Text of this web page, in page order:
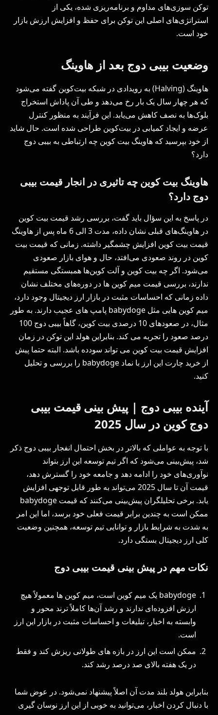
توکن سوزی‌های مداوم و برنامه‌ریزی شده، یکی از
استراتژی‌های اصلی این توکن برای حفظ و افزایش ارزش بازار
خود است.
وضعیت بیبی دوج بعد از هاوینگ
هاوینگ (Halving) به رویدادی در شبکه بیت‌کوین گفته می‌شود
که هر چهار سال یک بار رخ می‌دهد و طی آن پاداش استخراج
بلوک‌ها به نصف کاهش می‌یابد. این فرآیند به منظور کنترل
عرضه و ایجاد کمیابی در بیت‌کوین طراحی شده است. حال شاید
از خود بپرسید که هاوینگ بیت کوین چه ارتباطی به بیبی دوج
دارد؟
هاوینگ بیت کوین چه تاثیری در انجار قیمت بیبی
دوج دارد؟
در پاسخ به این سؤال باید گفت، بررسی رشد قیمت بیت کوین
در هاوینگ‌های قبلی نشان داده، مدت 3 الی 6 ماه پس از هاوینگ
قیمت بیت کوین افزایش چشمگیر داشته. زمانی که قیمت بیت
کوین در روند صعودی می‌افتد، حال و هوای بازار صعودی
می‌شود. اگر چه بیت کوین و آلت کوین‌ها همبستگی مستقیم
ندارند، بررسی قیمت میم کوین ها در دوره‌های مختلف نشان
داده زمانی که احساسات مثبت در بازار ارز دیجیتال وجود دارد،
میم کوین هایی مثل babydoge پامپ های عجیب دارند. به طور
مثال، در صعودهای 10 درصدی بیت کوین، گاهاً بیبی دوج 100
درصد صعود را تجربه می کند. بنابراین هولد این توکن در زمان
افزایش قیمت بیت کوین می تواند سودده باشد. البته حتما پیش
از خرید چارت این ارز با نماد babydoge را بررسی و تحلیل
کنید.
آینده بیبی دوج | پیش بینی قیمت بیبی
دوج کوین در سال 2025
با توجه به عواملی که بالاتر در بخش احتمال انفجار بیبی دوج ذکر
شد، پیش‌بینی می‌شود که اگر تیم توسعه این ارز بتواند
نوآوری‌های خود را ادامه دهد و جامعه خود را گسترش دهد،
قیمت آن تا سال 2025 می‌تواند به طور قابل توجهی افزایش
یابد. برخی تحلیلگران پیش‌بینی می‌کنند که قیمت babydoge
ممکن است به چندین برابر قیمت فعلی خود برسد، اما این امر
به شدت به شرایط بازار و توانایی تیم توسعه‌، همچنین وضعیت
کلی ارز دیجیتال بستگی دارد.
نکات مهم در پیش بینی قیمت بیبی دوج
babydoge یک میم کوین است، میم کوین ها معمولاً هیچ
ارزش افزوده‌ای ندارند و رشد آن‌ها کاملاً ترند محور و
وابسته به اخبار، تبلیغات و احساسات مثبت در بازار این ارز
است.
ممکن است این ارز در بازه های طولانی ریزش کند و فقط
در یک هفته بالای صد درصد رشد کند.
بنابراین هولد بلند مدت آن اصلاً پیشنهاد نمی‌شود. در عوض شما
با دنبال کردن اخبار، می‌توانید به خوبی از این ارز نوسان گیری